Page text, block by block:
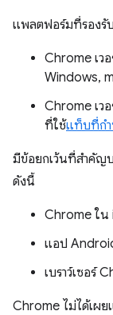
แพลตฟอร์มที่รอง
Chrome เว
Windows,
Chrome เว
ที่ใช้แท็บที่กำ
มีข้อยกเว้นที่สำคัญ
ดังนี้
Chrome ใน
แอป
เบราว์เซอร์
Chrome ไม่ได้เผ